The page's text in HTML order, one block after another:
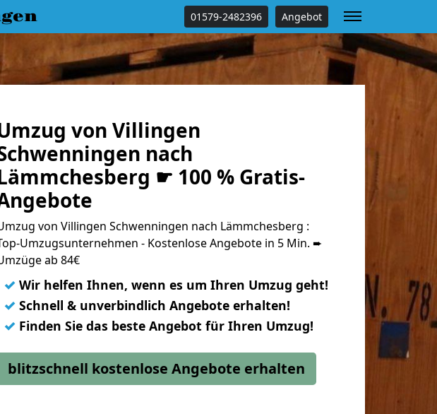
01579-2482396 Angebot
von Villingen
nach
☛ 100 % Gratis-
von Villingen Schwenningen nach Lämmchesberg :
Umzugsunternehmen - Kostenlose Angebote in 5 Min. ➨
ab 84€
✓ Wir helfen Ihnen, wenn es um Ihren Umzug geht!
✓ Schnell & unverbindlich Angebote erhalten!
✓ Finden Sie das beste Angebot für Ihren Umzug!
blitzschnell kostenlose Angebote erhalten